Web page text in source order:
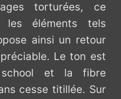
torturées, ce
les éléments tels
ainsi un retour
Le ton est
school et la fibre
cesse titillée. Sur